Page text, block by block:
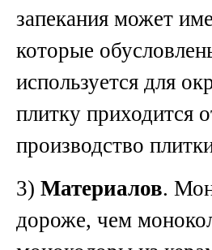
запекания может
которые
используется для
плитку приходится
производство
3) Материалов.
дороже, чем